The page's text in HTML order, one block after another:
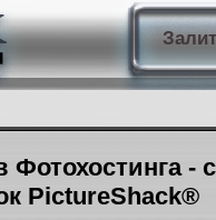
-
PictureShack®